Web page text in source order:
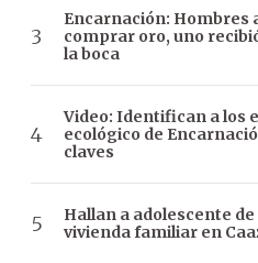
Encarnación: Hombres
comprar oro, uno
la boca
Video: Identifican a los
ecológico de
claves
Hallan a adolescente
vivienda familiar en